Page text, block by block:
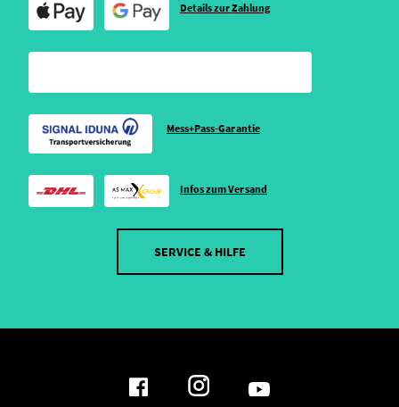
Details zur Zahlung
Mess+Pass-Garantie
Infos zum Versand
SERVICE & HILFE